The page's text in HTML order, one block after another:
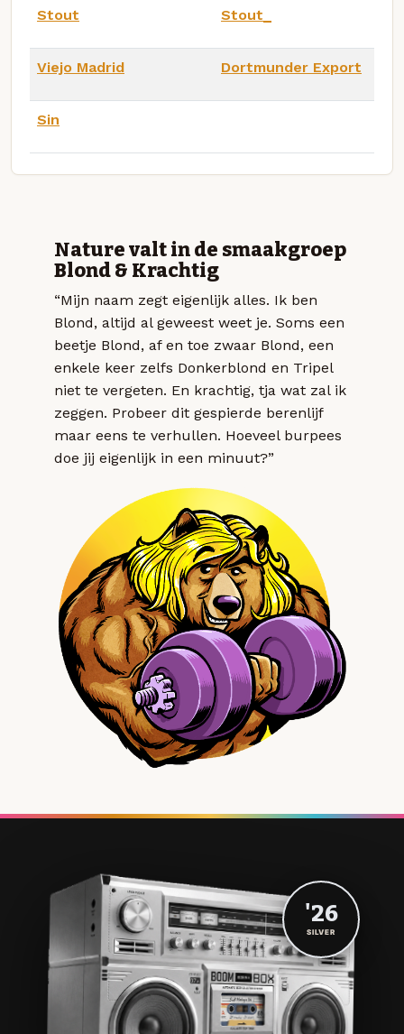
Stout Stout_
Viejo Madrid Dortmunder Export
Sin
Nature valt in de smaakgroep
Blond & Krachtig
“Mijn naam zegt eigenlijk alles. Ik ben
Blond, altijd al geweest weet je. Soms een
beetje Blond, af en toe zwaar Blond, een
enkele keer zelfs Donkerblond en Tripel
niet te vergeten. En krachtig, tja wat zal ik
zeggen. Probeer dit gespierde berenlijf
maar eens te verhullen. Hoeveel burpees
doe jij eigenlijk in een minuut?”
'26
SILVER